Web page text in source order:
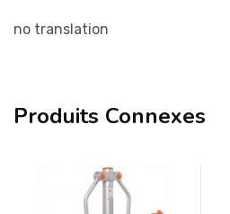
no translation
Produits Connexes